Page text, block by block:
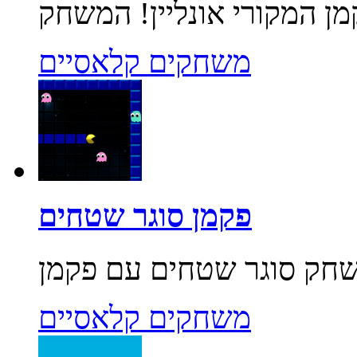
משחקים קלאסיים
פקמן סוגר שטחים
משחקים קלאסיים